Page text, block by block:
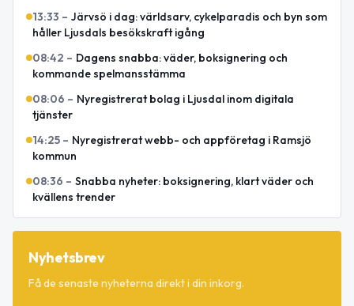
13:33 – Järvsö i dag: världsarv, cykelparadis och byn som
håller Ljusdals besökskraft igång
08:42 – Dagens snabba: väder, boksignering och
kommande spelmansstämma
08:06 – Nyregistrerat bolag i Ljusdal inom digitala
tjänster
14:25 – Nyregistrerat webb- och appföretag i Ramsjö
kommun
08:36 – Snabba nyheter: boksignering, klart väder och
kvällens trender
Nyhetsbrev
Få de senaste nyheterna direkt i din inkorg.